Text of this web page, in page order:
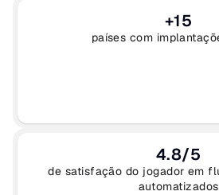
+15
países com
4.8/5
de satisfação do jogador em
automatizados